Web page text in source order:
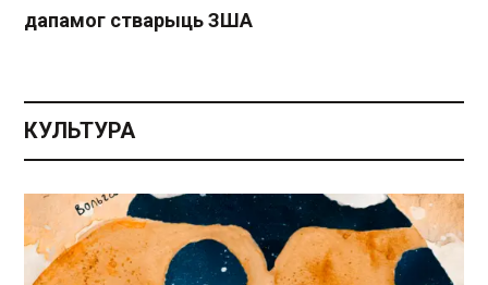
дапамог стварыць ЗША
КУЛЬТУРА